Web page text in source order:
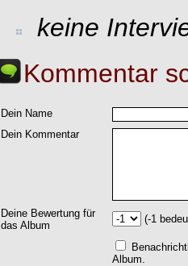
keine
Kommentar
Dein Name
Dein Kommentar
Deine Bewertung für
das Album
(-1
Album.